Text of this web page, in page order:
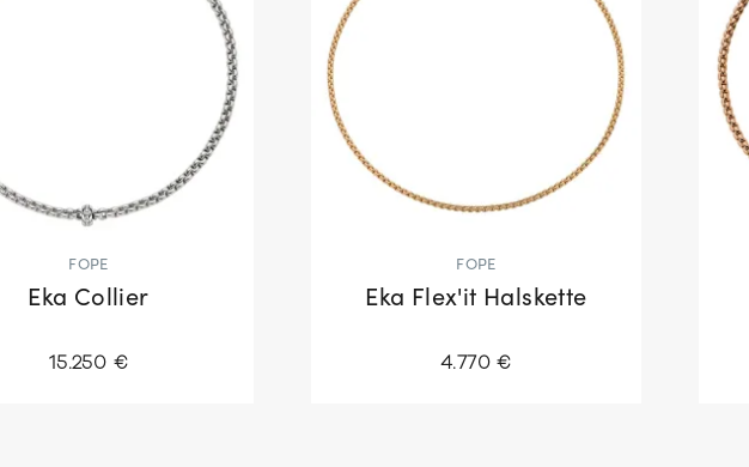
FOPE
Eka Collier
15.250 €
FOPE
Eka Flex'it Halskette
4.770 €